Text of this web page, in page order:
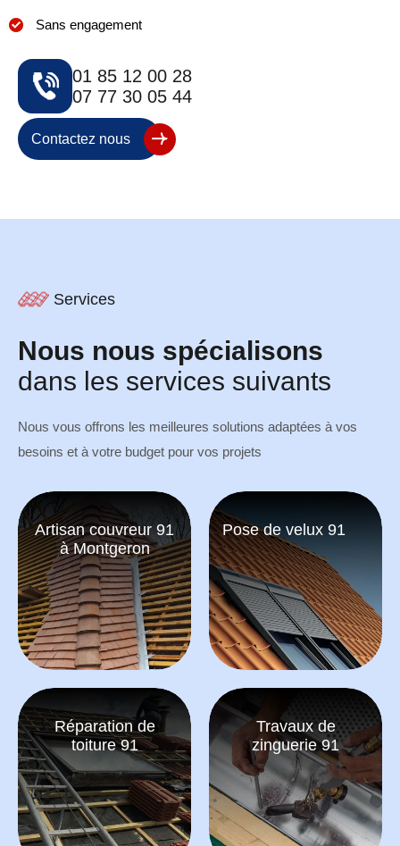
Sans engagement
01 85 12 00 28
07 77 30 05 44
Contactez nous
Services
Nous nous spécialisons
dans les services suivants
Nous vous offrons les meilleures solutions adaptées à vos
besoins et à votre budget pour vos projets
Artisan couvreur 91
à Montgeron
Pose de velux 91
Réparation de
toiture 91
Travaux de
zinguerie 91